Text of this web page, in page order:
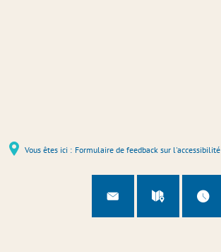
Vous êtes ici : Formulaire de feedback sur l'accessibilité